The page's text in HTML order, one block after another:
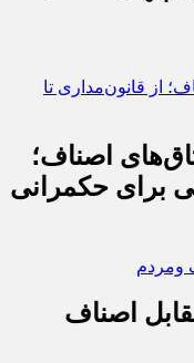
اصناف؛
برای حکمرانی
اصناف